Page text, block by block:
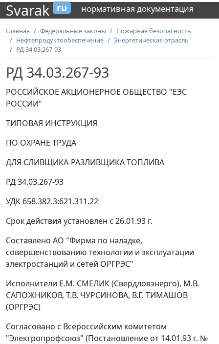
Svarak ru нормативная документация
Главная Федеральные законы
Пожарная безопасность
Нефтепродуктообеспечение
Энергетическая отрасль
РД 34.03.267-93
РД 34.03.267-93
РОССИЙСКОЕ АКЦИОНЕРНОЕ ОБЩЕСТВО "ЕЭС
РОССИИ"
ТИПОВАЯ ИНСТРУКЦИЯ
ПО ОХРАНЕ ТРУДА
ДЛЯ СЛИВЩИКА-РАЗЛИВЩИКАТОПЛИВА
РД 34.03.267-93
УДК 658.382.3:621.311.22
Срок действия установлен с 26.01.93 г.
Составлено АО "Фирма по наладке,
совершенствованию технологии и эксплуатации
электростанций и сетей ОРГРЭС"
Исполнители Е.М. СМЕЛИК (Свердловэнерго), М.В.
САПОЖНИКОВ, Т.В. ЧУРСИНОВА, В.Г. ТИМАШОВ
(ОРГРЭС)
Согласовано с Всероссийским комитетом
"Электропрофсоюз" (Постановление от 14.01.93 г. №